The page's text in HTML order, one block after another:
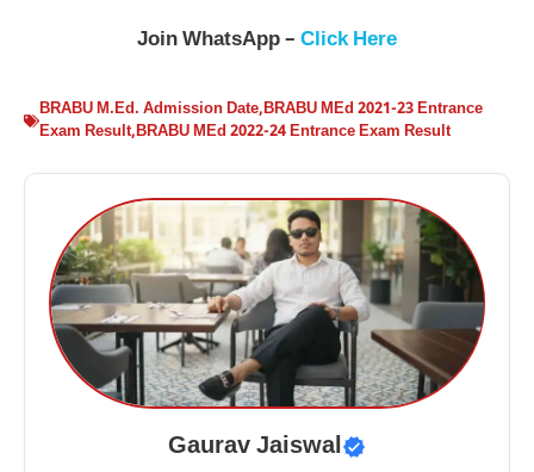
Join WhatsApp – Click Here
BRABU M.Ed. Admission Date,BRABU MEd 2021-23 Entrance
Exam Result,BRABU MEd 2022-24 Entrance Exam Result
Gaurav Jaiswal